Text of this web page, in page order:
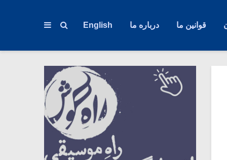
قوانین ما درباره ما English